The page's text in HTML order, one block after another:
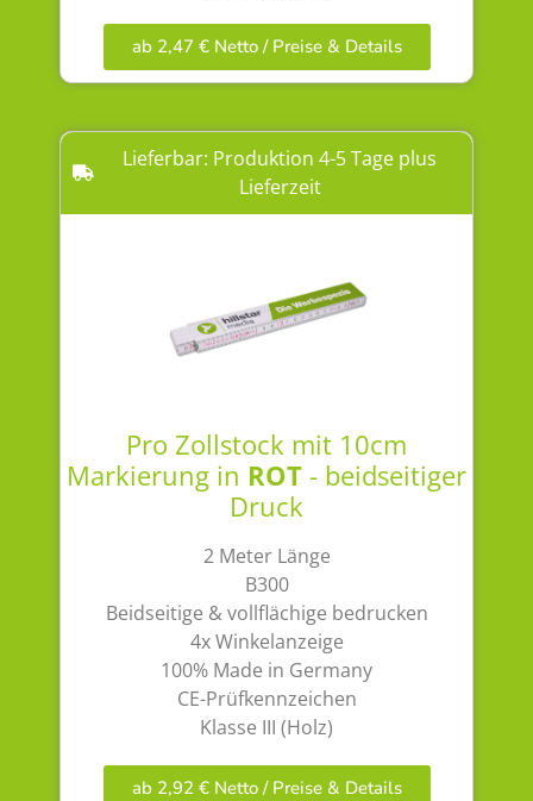
ab 2,47 € Netto / Preise & Details
Lieferbar: Produktion 4-5 Tage plus
Lieferzeit
Pro Zollstock mit 10cm
Markierung in ROT- beidseitiger
Druck
2 Meter Länge
B300
Beidseitige & vollflächige bedrucken
4x Winkelanzeige
100% Made in Germany
CE-Prüfkennzeichen
Klasse III (Holz)
ab 2,92 € Netto / Preise & Details